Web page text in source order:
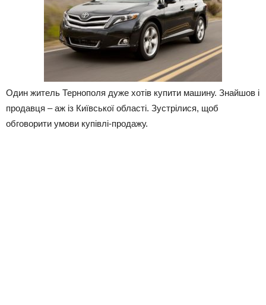
Один житель Тернополя дуже хотів купити машину. Знайшов і
продавця – аж із Київської області. Зустрілися, щоб
обговорити умови купівлі-продажу.